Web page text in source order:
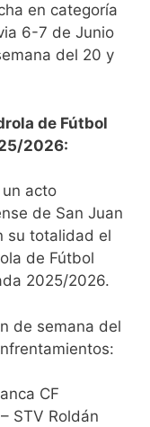
en categoría
6-7 de Junio
del 20 y
de Fútbol
2026:
acto
de San Juan
su totalidad el
de Fútbol
2025/2026.
de semana del
CF
STV Roldán